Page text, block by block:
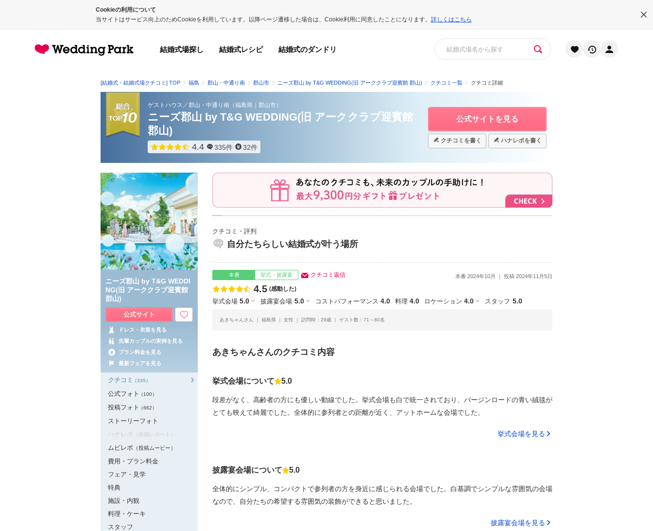
Cookieの利用について
当サイトはサービス向上のためCookieを利用しています。以降ページ遷移した場合は、Cookie利用に同意したことになります。 詳しくはこちら
結婚式場探し 結婚式レシピ 結婚式のダンドリ
[結婚式・結婚式場クチコミ] TOP 福島 郡山・中通り南 郡山市 ニーズ郡山 by T&G WEDDING(旧 アーククラブ迎賓館 郡山) クチコミ一覧 クチコミ詳細
ゲストハウス ／郡山・中通り南 （福島県 郡山市）
ニーズ郡山 by T&G WEDDING(旧 アーククラブ迎賓館
郡山)
点数
4.4 335件 32件
公式サイトを見る
クチコミを書く ハナレポを書く
クチコミ・評判
自分たちらしい結婚式が叶う場所
本番 挙式・披露宴 クチコミ返信 本番 2024年10月 投稿 2024年11月5日
点数
4.5 (感動した)
挙式会場 5.0 披露宴会場 5.0 コストパフォーマンス 4.0 料理 4.0 ロケーション 4.0 スタッフ 5.0
あきちゃんさん 福島県 女性 訪問時：29歳 ゲスト数：71～80名
あきちゃんさんのクチコミ内容
挙式会場について 点数
5.0
段差がなく、高齢者の方にも優しい動線でした。挙式会場も白で統一されており、バージンロードの青い絨毯が
とても映えて綺麗でした。全体的に参列者との距離が近く、アットホームな会場でした。
挙式会場を見る
披露宴会場について 点数
5.0
全体的にシンプル、コンパクトで参列者の方を身近に感じられる会場でした。白基調でシンプルな雰囲気の会場
なので、自分たちの希望する雰囲気の装飾ができると思いました。
披露宴会場を見る
ニーズ郡山 by T&G WEDDI
NG(旧 アーククラブ迎賓館
郡山)
公式サイト
ドレス・衣装を見る
先輩カップルの実例を見る
プラン料金を見る
最新フェアを見る
クチコミ （335）
公式フォト （100）
投稿フォト （662）
ストーリーフォト
ハナレポ （投稿レポート）
ムビレポ （投稿ムービー）
費用・プラン料金
フェア・見学
特典
施設・内観
料理・ケーキ
スタッフ